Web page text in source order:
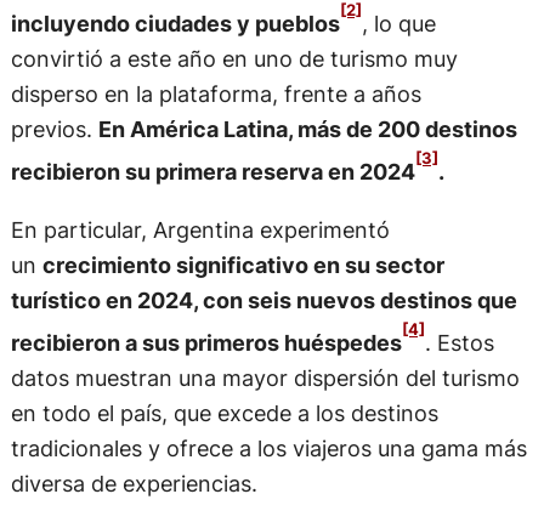
incluyendo ciudades y pueblos [2] , lo que
convirtió a este año en uno de turismo muy
disperso en la plataforma, frente a años
previos. En América Latina, más de 200 destinos
recibieron su primera reserva en 2024 [3] .
En particular, Argentina experimentó
un crecimiento significativo en su sector
turístico en 2024, con seis nuevos destinos que
recibieron a sus primeros huéspedes[4]. Estos
datos muestran una mayor dispersión del turismo
en todo el país, que excede a los destinos
tradicionales y ofrece a los viajeros una gama más
diversa de experiencias.